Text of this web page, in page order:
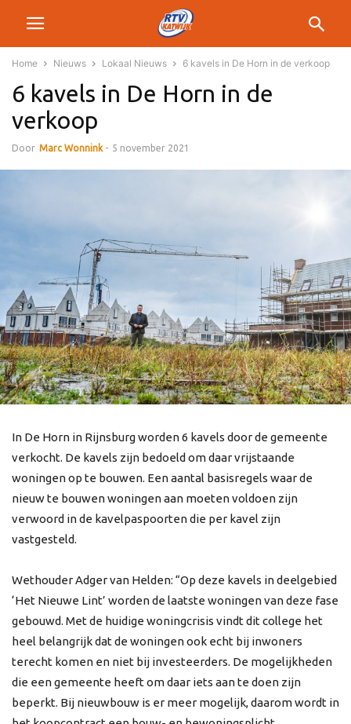
Home Nieuws Lokaal Nieuws 6 kavels in De Horn in de verkoop
6 kavels in De Horn in de
verkoop
Door Marc Wonnink - 5 november 2021
In De Horn in Rijnsburg worden 6 kavels door de gemeente
verkocht. De kavels zijn bedoeld om daar vrijstaande
woningen op te bouwen. Een aantal basisregels waar de
nieuw te bouwen woningen aan moeten voldoen zijn
verwoord in de kavelpaspoorten die per kavel zijn
vastgesteld.
Wethouder Adger van Helden: “Op deze kavels in deelgebied
‘Het Nieuwe Lint’ worden de laatste woningen van deze fase
gebouwd. Met de huidige woningcrisis vindt dit college het
heel belangrijk dat de woningen ook echt bij inwoners
terecht komen en niet bij investeerders. De mogelijkheden
die een gemeente heeft om daar iets aan te doen zijn
beperkt. Bij nieuwbouw is er meer mogelijk, daarom wordt in